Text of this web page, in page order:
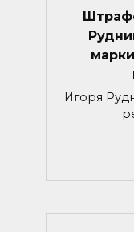
Игоря